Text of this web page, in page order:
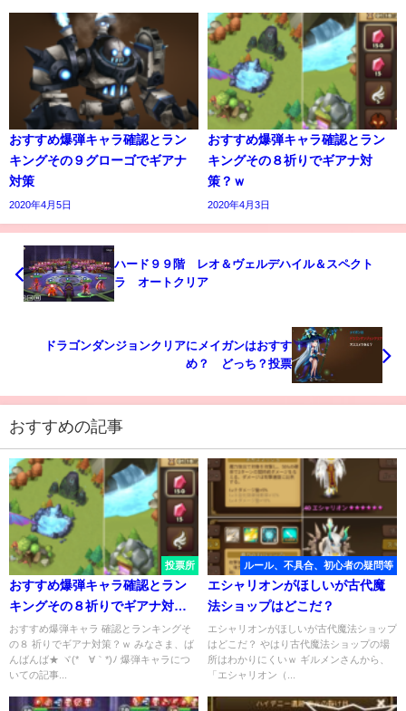
おすすめ爆弾キャラ確認とラン
キングその９グローゴでギアナ
対策
2020年4月5日
おすすめ爆弾キャラ確認とラン
キングその８祈りでギアナ対
策？ｗ
2020年4月3日
ハード９９階 レオ＆ヴェルデハイル＆スペクト
ラ オートクリア
ドラゴンダンジョンクリアにメイガンはおすす
め？ どっち？投票
おすすめの記事
投票所
おすすめ爆弾キャラ確認とラン
キングその８祈りでギアナ対
策？ｗ
おすすめ爆弾キャラ 確認とランキングそ
の８ 祈りでギアナ対策？ｗ みなさま、ば
んばんば★ ヾ(*´∀｀*)ﾉ 爆弾キャラにつ
いての記事...
ルール、不具合、初心者の疑問等
エシャリオンがほしいが古代魔
法ショップはどこだ？
エシャリオンがほしいが古代魔法ショップ
はどこだ？ やはり古代魔法ショップの場
所はわかりにくいｗ ギルメンさんから、
「エシャリオン（...